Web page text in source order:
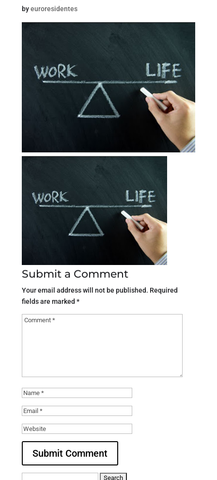
byeuroresidentes
Submit a Comment
Your email address will not be published. Required
fields are marked *